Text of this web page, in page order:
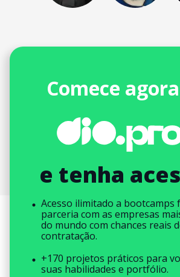
Comece
e tenha
Acesso ilimitado a bootcamps
parceria com as empresas
do mundo com chances reais
contratação.
+170 projetos práticos para
suas habilidades e portfólio.